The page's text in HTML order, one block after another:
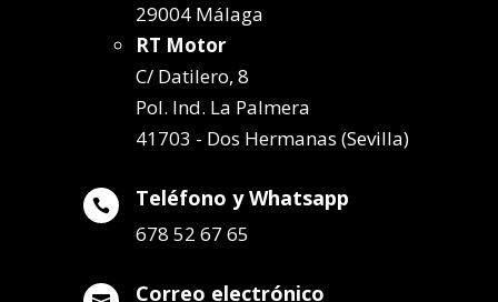
29004 Málaga
RT Motor
C/ Datilero, 8
Pol. Ind. La Palmera
41703 - Dos Hermanas (Sevilla)
 Teléfono y Whatsapp
678 52 67 65
Correo electrónico